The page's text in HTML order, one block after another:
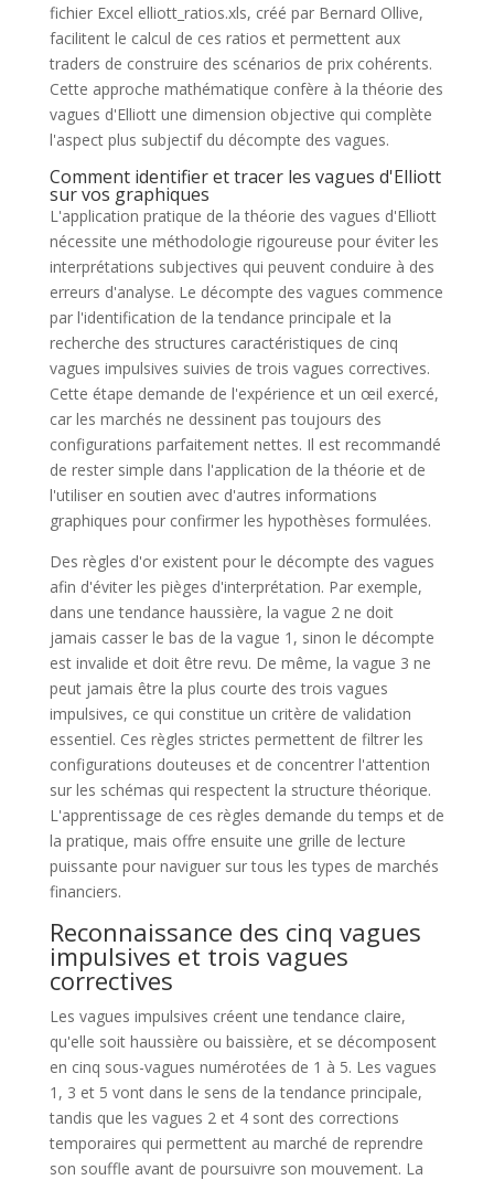
fichier Excel elliott_ratios.xls, créé par Bernard Ollive,
facilitent le calcul de ces ratios et permettent aux
traders de construire des scénarios de prix cohérents.
Cette approche mathématique confère à la théorie des
vagues d'Elliott une dimension objective qui complète
l'aspect plus subjectif du décompte des vagues.
Comment identifier et tracer les vagues d'Elliott
sur vos graphiques
L'application pratique de la théorie des vagues d'Elliott
nécessite une méthodologie rigoureuse pour éviter les
interprétations subjectives qui peuvent conduire à des
erreurs d'analyse. Le décompte des vagues commence
par l'identification de la tendance principale et la
recherche des structures caractéristiques de cinq
vagues impulsives suivies de trois vagues correctives.
Cette étape demande de l'expérience et un œil exercé,
car les marchés ne dessinent pas toujours des
configurations parfaitement nettes. Il est recommandé
de rester simple dans l'application de la théorie et de
l'utiliser en soutien avec d'autres informations
graphiques pour confirmer les hypothèses formulées.
Des règles d'or existent pour le décompte des vagues
afin d'éviter les pièges d'interprétation. Par exemple,
dans une tendance haussière, la vague 2 ne doit
jamais casser le bas de la vague 1, sinon le décompte
est invalide et doit être revu. De même, la vague 3 ne
peut jamais être la plus courte des trois vagues
impulsives, ce qui constitue un critère de validation
essentiel. Ces règles strictes permettent de filtrer les
configurations douteuses et de concentrer l'attention
sur les schémas qui respectent la structure théorique.
L'apprentissage de ces règles demande du temps et de
la pratique, mais offre ensuite une grille de lecture
puissante pour naviguer sur tous les types de marchés
financiers.
Reconnaissance des cinq vagues
impulsives et trois vagues
correctives
Les vagues impulsives créent une tendance claire,
qu'elle soit haussière ou baissière, et se décomposent
en cinq sous-vagues numérotées de 1 à 5. Les vagues
1, 3 et 5 vont dans le sens de la tendance principale,
tandis que les vagues 2 et 4 sont des corrections
temporaires qui permettent au marché de reprendre
son souffle avant de poursuivre son mouvement. La